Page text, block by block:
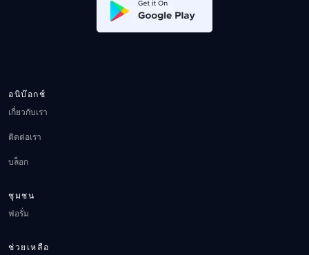
อนิบ๊อกช์
เกี่ยวกับเรา
ติดต่อเรา
บล็อก
ชุมชน
ฟอรั่ม
ช่วยเหลือ